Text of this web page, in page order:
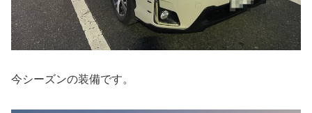
今シーズンの装備です。